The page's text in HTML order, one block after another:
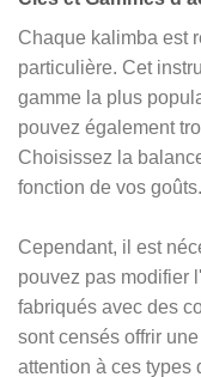
Chaque kalimba est
particulière. Cet
gamme la plus
pouvez également
Choisissez la
fonction de vos goûts.
Cependant, il est
pouvez pas modifier
fabriqués avec des
sont censés offrir
attention à ces types